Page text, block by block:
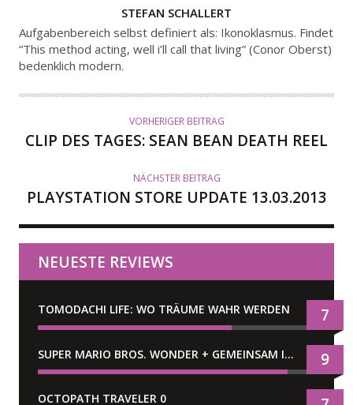
U
T
O
STEFAN SCHALLERT
Aufgabenbereich selbst definiert als: Ikonoklasmus. Findet
“This method acting, well i’ll call that living” (Conor Oberst)
bedenklich modern.
VORHERIGER BEITRAG
CLIP DES TAGES: SEAN BEAN DEATH REEL
NÄCHSTER BEITRAG
PLAYSTATION STORE UPDATE 13.03.2013
NEUESTE REVIEWS
TOMODACHI LIFE: WO TRÄUME WAHR WERDEN 7
SUPER MARIO BROS. WONDER + GEMEINSAM IM BELLABEL-PARK 9
OCTOPATH TRAVELER 0